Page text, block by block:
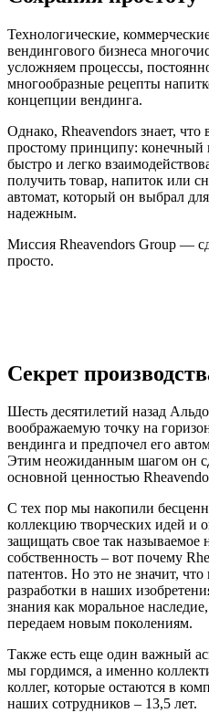
Технологические,
вендингового бизнеса
усложняем процессы,
многообразные рецепты
концепции вендинга.
Однако, Rheavendors знает, что
простому принципу: конечный
быстро и легко
получить товар, напиток или
автомат, который он выбрал
надежным.
Миссия Rheavendors Group —
просто.
Секрет
Шесть десятилетий назад
воображаемую точку на
вендинга и предпочел его
Этим неожиданным шагом он
основной ценностью
С тех пор мы накопили
коллекцию творческих идей
защищать свое так называемое
собственность – вот почему
патентов. Но это не значит,
разработки в наших
знания как моральное
передаем новым поколениям.
Также есть еще один важный
мы гордимся, а именно
коллег, которые остаются в
наших сотрудников – 13,5 лет.